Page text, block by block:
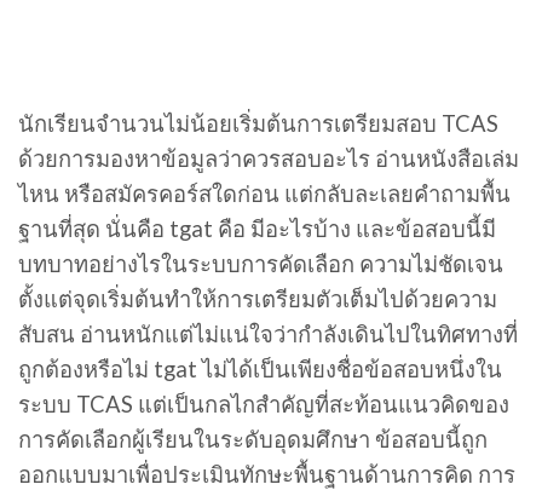
นักเรียนจำนวนไม่น้อยเริ่มต้นการเตรียมสอบ TCAS
ด้วยการมองหาข้อมูลว่าควรสอบอะไร อ่านหนังสือเล่ม
ไหน หรือสมัครคอร์สใดก่อน แต่กลับละเลยคำถามพื้น
ฐานที่สุด นั่นคือ tgat คือ มีอะไรบ้าง และข้อสอบนี้มี
บทบาทอย่างไรในระบบการคัดเลือก ความไม่ชัดเจน
ตั้งแต่จุดเริ่มต้นทำให้การเตรียมตัวเต็มไปด้วยความ
สับสน อ่านหนักแต่ไม่แน่ใจว่ากำลังเดินไปในทิศทางที่
ถูกต้องหรือไม่ tgat ไม่ได้เป็นเพียงชื่อข้อสอบหนึ่งใน
ระบบ TCAS แต่เป็นกลไกสำคัญที่สะท้อนแนวคิดของ
การคัดเลือกผู้เรียนในระดับอุดมศึกษา ข้อสอบนี้ถูก
ออกแบบมาเพื่อประเมินทักษะพื้นฐานด้านการคิด การ